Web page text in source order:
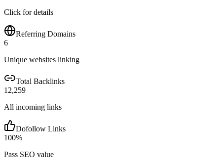
Click for details
Referring Domains
6
Unique websites linking
Total Backlinks
12,259
All incoming links
Dofollow Links
100%
Pass SEO value